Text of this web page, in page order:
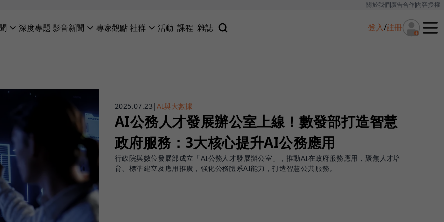
關於我們廣告合作內容授權
深度專題 影音新聞 專家觀點社群 活動 課程 雜誌 登入/註冊
2025.07.23 |AI與大數據
AI公務人才發展辦公室上線！數發部打造智慧
政府服務：3大核心提升AI公務應用
行政院與數位發展部成立「AI公務人才發展辦公室」，推動AI在政府服務應用，聚焦人才培
育、標準建立及應用推廣，強化公務體系AI能力，打造智慧公共服務。